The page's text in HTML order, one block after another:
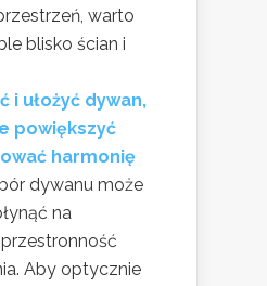
warto
blisko ścian i
i ułożyć dywan,
powiększyć
harmonię
dywanu może
na
Aby optycznie